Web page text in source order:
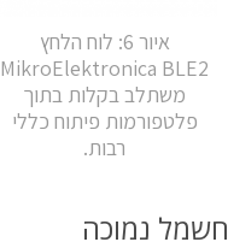
איור 6: לוח הלחץ
MikroElektronica BLE2
משתלב בקלות בתוך
פלטפורמות פיתוח כללי
רבות.
חשמל נמוכה